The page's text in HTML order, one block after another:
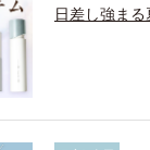
日差し強ま